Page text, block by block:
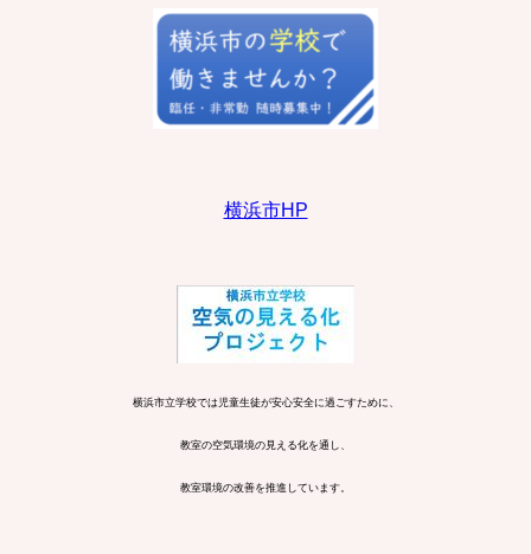
横浜市HP
横浜市立学校では児童生徒が安心安全に過ごすために、
教室の空気環境の見える化を通し、
教室環境の改善を推進しています。